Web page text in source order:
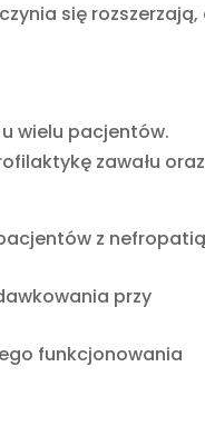
się rozszerzają,
wielu pacjentów.
zawału oraz
z nefropatią
przy
funkcjonowania